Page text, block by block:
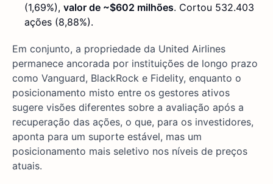
(1,69%), valor de ~$602 milhões. Cortou 532.403
ações (8,88%).
Em conjunto, a propriedade da United Airlines
permanece ancorada por instituições de longo prazo
como Vanguard, BlackRock e Fidelity, enquanto o
posicionamento misto entre os gestores ativos
sugere visões diferentes sobre a avaliação após a
recuperação das ações, o que, para os investidores,
aponta para um suporte estável, mas um
posicionamento mais seletivo nos níveis de preços
atuais.